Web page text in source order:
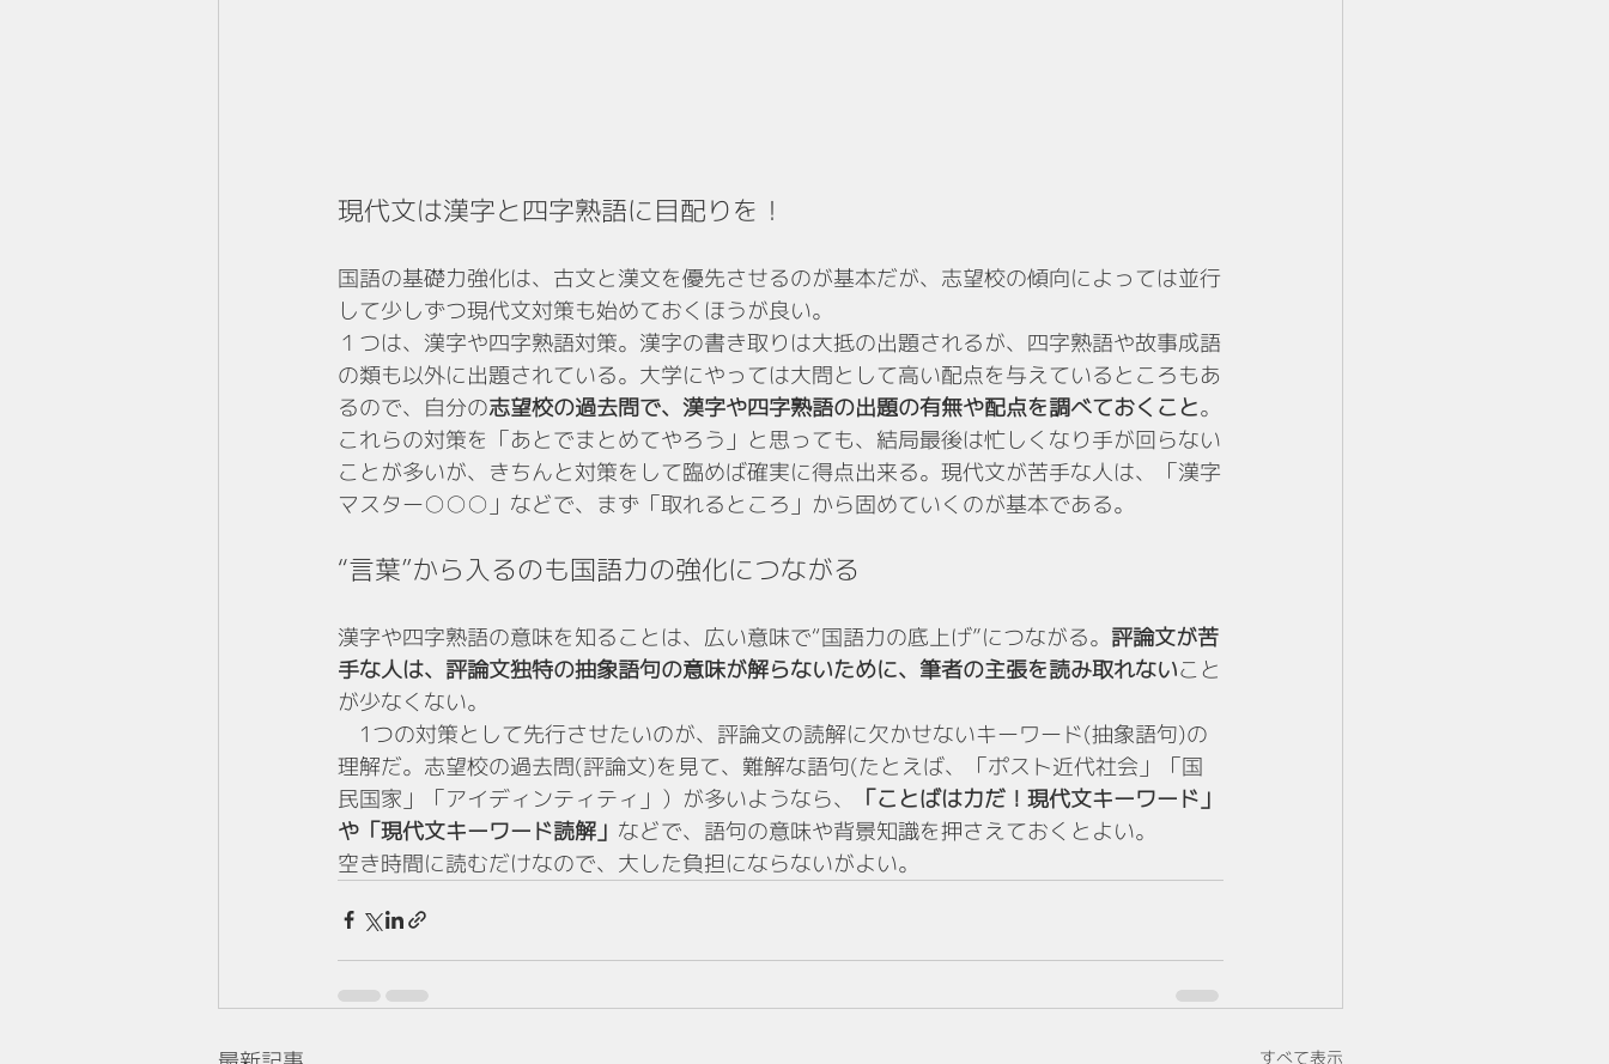
現代文は漢字と四字熟語に目配りを！
国語の基礎力強化は、古文と漢文を優先させるのが基本だが、志望校の傾向によっては並行
して少しずつ現代文対策も始めておくほうが良い。
１つは、漢字や四字熟語対策。漢字の書き取りは大抵の出題されるが、四字熟語や故事成語
の類も以外に出題されている。大学にやっては大問として高い配点を与えているところもあ
るので、自分の志望校の過去問で、漢字や四字熟語の出題の有無や配点を調べておくこと。
これらの対策を「あとでまとめてやろう」と思っても、結局最後は忙しくなり手が回らない
ことが多いが、きちんと対策をして臨めば確実に得点出来る。現代文が苦手な人は、「漢字
マスター○○○」などで、まず「取れるところ」から固めていくのが基本である。
“言葉”から入るのも国語力の強化につながる
漢字や四字熟語の意味を知ることは、広い意味で“国語力の底上げ”につながる。 評論文が苦
手な人は、評論文独特の抽象語句の意味が解らないために、筆者の主張を読み取れないこと
が少なくない。
1つの対策として先行させたいのが、評論文の読解に欠かせないキーワード(抽象語句)の
理解だ。志望校の過去問(評論文)を見て、難解な語句(たとえば、「ポスト近代社会」「国
民国家」「アイディンティティ」）が多いようなら、
「ことばは力だ！現代文キーワード」
や「現代文キーワード読解」 などで、語句の意味や背景知識を押さえておくとよい。
空き時間に読むだけなので、大した負担にならないがよい。
すべて表示